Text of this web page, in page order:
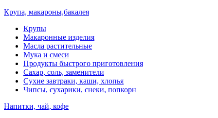
Крупа, макароны,бакалея
Крупы
Макаронные изделия
Масла растительные
Мука и смеси
Продукты быстрого приготовления
Сахар, соль, заменители
Сухие завтраки, каши, хлопья
Чипсы, сухарики, снеки, попкорн
Напитки, чай, кофе